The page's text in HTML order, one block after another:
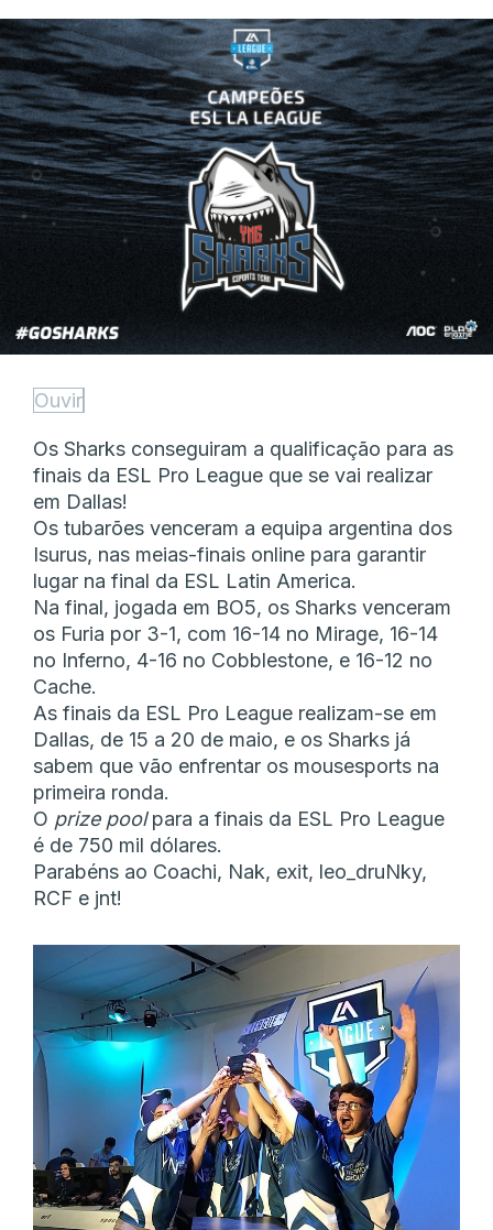
Ouvir
Os Sharks conseguiram a qualificação para as
finais da ESL Pro League que se vai realizar
em Dallas!
Os tubarões venceram a equipa argentina dos
Isurus, nas meias-finais online para garantir
lugar na final da ESL Latin America.
Na final, jogada em BO5, os Sharks venceram
os Furia por 3-1, com 16-14 no Mirage, 16-14
no Inferno, 4-16 no Cobblestone, e 16-12 no
Cache.
As finais da ESL Pro League realizam-se em
Dallas, de 15 a 20 de maio, e os Sharks já
sabem que vão enfrentar os mousesports na
primeira ronda.
O prize poolpara a finais da ESL Pro League
é de 750 mil dólares.
Parabéns ao Coachi, Nak, exit, leo_druNky,
RCF e jnt!